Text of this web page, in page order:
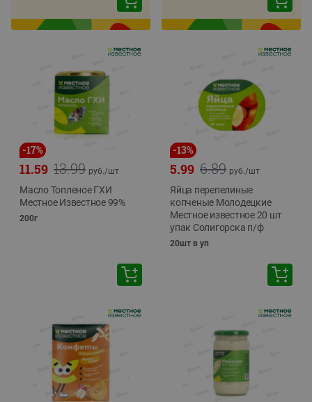
-17%
13.99
11.59 руб./шт
Масло Топленое ГХИ
Местное Известное 99%
200г
-13%
6.89
5.99 руб./шт
Яйца перепелиные
копченые Молодецкие
Местное известное 20 шт
упак Солигорска п/ф
20шт в уп